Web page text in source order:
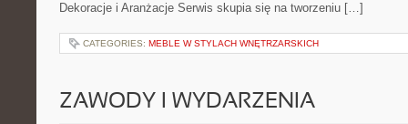
Dekoracje i Aranżacje Serwis skupia się na tworzeniu […]
CATEGORIES: MEBLE W STYLACH WNĘTRZARSKICH
ZAWODY I WYDARZENIA